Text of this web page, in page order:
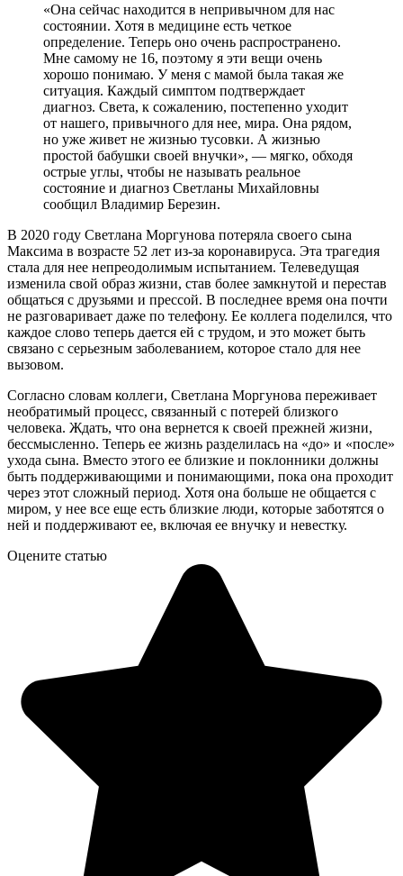
«Она сейчас находится в непривычном для нас
состоянии. Хотя в медицине есть четкое
определение. Теперь оно очень распространено.
Мне самому не 16, поэтому я эти вещи очень
хорошо понимаю. У меня с мамой была такая же
ситуация. Каждый симптом подтверждает
диагноз. Света, к сожалению, постепенно уходит
от нашего, привычного для нее, мира. Она рядом,
но уже живет не жизнью тусовки. А жизнью
простой бабушки своей внучки», — мягко, обходя
острые углы, чтобы не называть реальное
состояние и диагноз Светланы Михайловны
сообщил Владимир Березин.
В 2020 году Светлана Моргунова потеряла своего сына
Максима в возрасте 52 лет из-за коронавируса. Эта трагедия
стала для нее непреодолимым испытанием. Телеведущая
изменила свой образ жизни, став более замкнутой и перестав
общаться с друзьями и прессой. В последнее время она почти
не разговаривает даже по телефону. Ее коллега поделился, что
каждое слово теперь дается ей с трудом, и это может быть
связано с серьезным заболеванием, которое стало для нее
вызовом.
Согласно словам коллеги, Светлана Моргунова переживает
необратимый процесс, связанный с потерей близкого
человека. Ждать, что она вернется к своей прежней жизни,
бессмысленно. Теперь ее жизнь разделилась на «до» и «после»
ухода сына. Вместо этого ее близкие и поклонники должны
быть поддерживающими и понимающими, пока она проходит
через этот сложный период. Хотя она больше не общается с
миром, у нее все еще есть близкие люди, которые заботятся о
ней и поддерживают ее, включая ее внучку и невестку.
Оцените статью